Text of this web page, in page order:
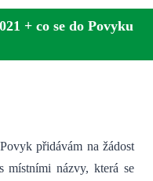
+ co se do Povyku
přidávám na žádost
místními názvy, která se